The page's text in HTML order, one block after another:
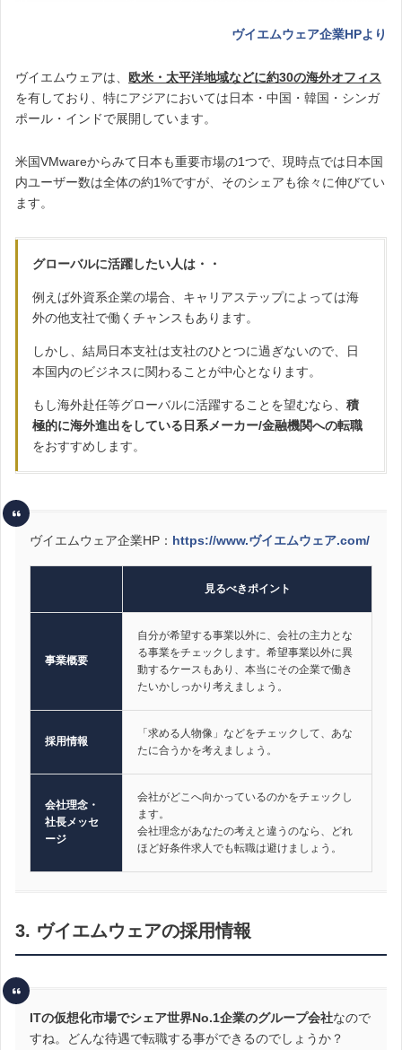
ヴイエムウェア企業HPより
ヴイエムウェアは、 欧米・太平洋地域などに約30の海外オフィス
を有しており、特にアジアにおいては日本・中国・韓国・シンガ
ポール・インドで展開しています。
米国VMwareからみて日本も重要市場の1つで、現時点では日本国
内ユーザー数は全体の約1%ですが、そのシェアも徐々に伸びてい
ます。
グローバルに活躍したい人は・・
例えば外資系企業の場合、キャリアステップによっては海
外の他支社で働くチャンスもあります。
しかし、結局日本支社は支社のひとつに過ぎないので、日
本国内のビジネスに関わることが中心となります。
もし海外赴任等グローバルに活躍することを望むなら、 積
極的に海外進出をしている日系メーカー/金融機関への転職
をおすすめします。
ヴイエムウェア企業HP： https://www.ヴイエムウェア.com/
見るべきポイント
事業概要
自分が希望する事業以外に、会社の主力とな
る事業をチェックします。希望事業以外に異
動するケースもあり、本当にその企業で働き
たいかしっかり考えましょう。
採用情報
「求める人物像」などをチェックして、あな
たに合うかを考えましょう。
会社理念・
社長メッセ
ージ
会社がどこへ向かっているのかをチェックし
ます。
会社理念があなたの考えと違うのなら、どれ
ほど好条件求人でも転職は避けましょう。
3. ヴイエムウェアの採用情報
ITの仮想化市場でシェア世界No.1企業のグループ会社なので
すね。どんな待遇で転職する事ができるのでしょうか？